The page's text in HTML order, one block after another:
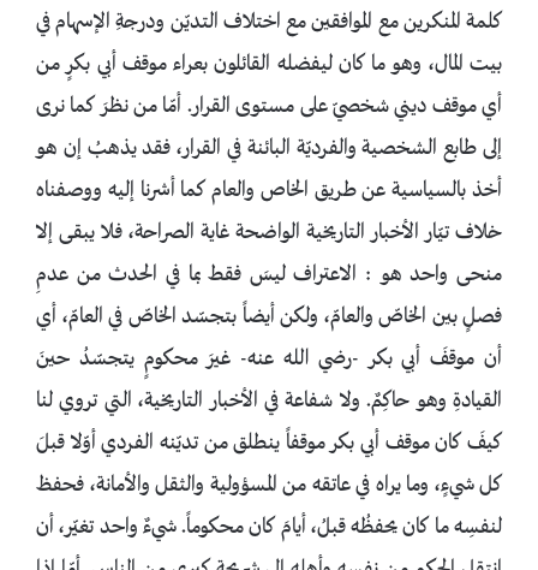
كلمة المنكرين مع الموافقين مع اختلاف التديّن ودرجةِ الإسهام في
بيت المال، وهو ما كان ليفضله القائلون بعراء موقف أبي بكرٍ من
أي موقف ديني شخصيّ على مستوى القرار. أمّا من نظرَ كما نرى
إلى طابع الشخصية والفرديّة البائنة في القرار، فقد يذهبُ إن هو
أخذ بالسياسية عن طريق الخاص والعام كما أشرنا إليه ووصفناه
خلاف تيّار الأخبار التاريخية الواضحة غاية الصراحة، فلا يبقى إلا
منحى واحد هو : الاعتراف ليسَ فقط بما في الحدث من عدمِ
فصلٍ بين الخاصّ والعامّ، ولكن أيضاً بتجسّد الخاصّ في العامّ، أي
أن موقفَ أبي بكر -رضي الله عنه- غيرَ محكومٍ يتجسّدُ حينَ
القيادةِ وهو حاكِمٌ. ولا شفاعة في الأخبار التاريخية، التي تروي لنا
كيفَ كان موقف أبي بكر موقفاً ينطلق من تديّنه الفردي أوّلا قبلَ
كل شيءٍ، وما يراه في عاتقه من المسؤولية والثقل والأمانة، فحفظ
لنفسِه ما كان يحفظُه قبلُ، أيامَ كان محكوماً. شيءٌ واحد تغيّر، أن